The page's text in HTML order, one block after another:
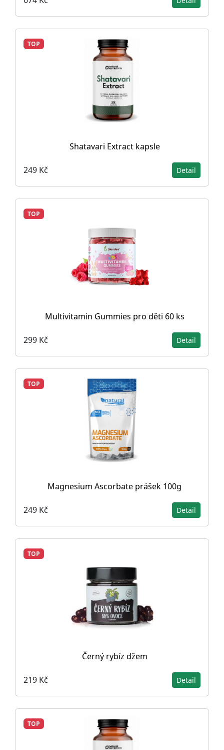
TOP
Shatavari Extract kapsle
249 Kč Detail
TOP
Multivitamin Gummies pro děti 60 ks
299 Kč Detail
TOP
Magnesium Ascorbate prášek 100g
249 Kč Detail
TOP
Černý rybíz džem
219 Kč Detail
TOP